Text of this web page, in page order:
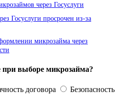
через Госуслуги
Госуслуги просрочен из-за
микрозайма через
при выборе микрозайма?
договора Безопасность